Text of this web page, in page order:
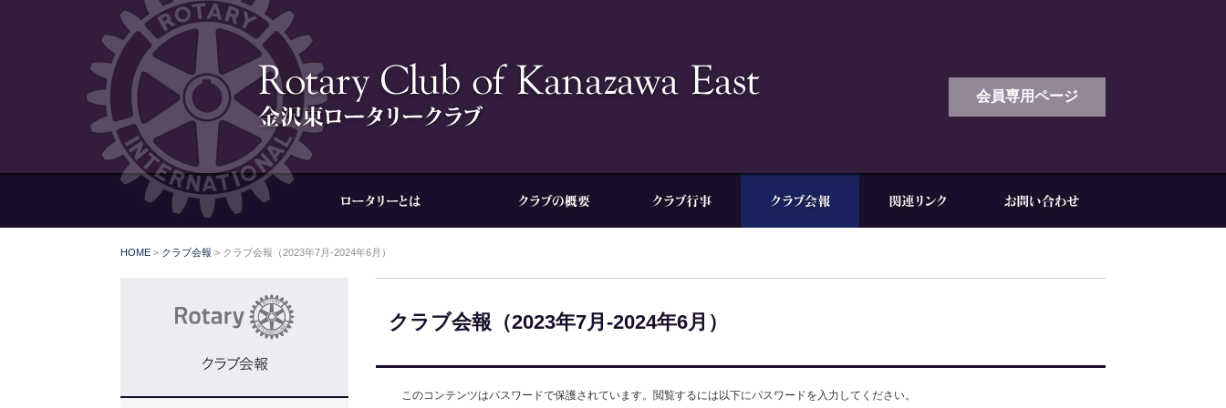
会員専用ページ
HOME > クラブ会報 > クラブ会報（2023年7月-2024年6月）
クラブ会報（2023年7月-2024年6月）
このコンテンツはパスワードで保護されています。閲覧するには以下にパスワードを入力してください。